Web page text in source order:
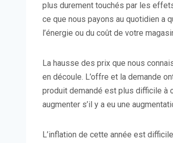
plus durement touchés par les
ce que nous payons au quotidien a
l’énergie ou du coût de votre
La hausse des prix que nous
en découle. L’offre et la demande
produit demandé est plus difficile à
augmenter s’il y a eu une
L’inflation de cette année est